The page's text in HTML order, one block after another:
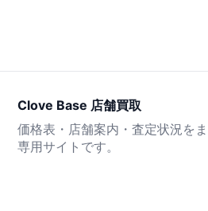
Clove Base 店舗買取
価格表・店舗案内・査定状況を
専用サイトです。